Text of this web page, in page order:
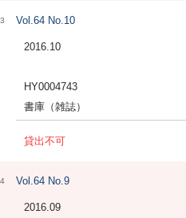
3 Vol.64 No.10
2016.10
HY0004743
書庫（雑誌）
貸出不可
4 Vol.64 No.9
2016.09